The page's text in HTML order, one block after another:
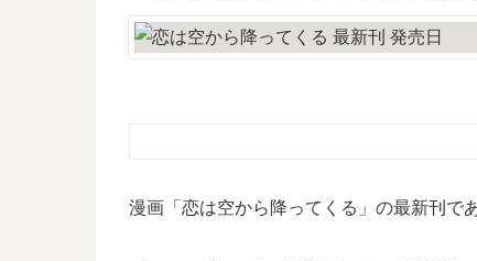
漫画「恋は空から降ってくる」の最新刊で